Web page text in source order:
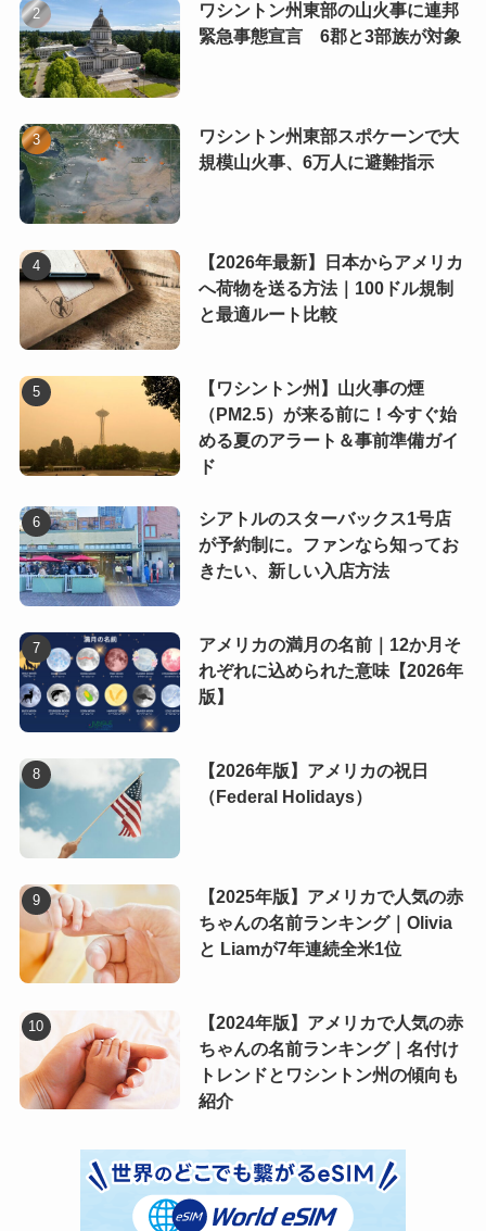
ワシントン州東部の山火事に連邦
緊急事態宣言 6郡と3部族が対象
ワシントン州東部スポケーンで大
規模山火事、6万人に避難指示
【2026年最新】日本からアメリカ
へ荷物を送る方法｜100ドル規制
と最適ルート比較
【ワシントン州】山火事の煙
（PM2.5）が来る前に！今すぐ始
める夏のアラート＆事前準備ガイ
ド
シアトルのスターバックス1号店
が予約制に。ファンなら知ってお
きたい、新しい入店方法
アメリカの満月の名前｜12か月そ
れぞれに込められた意味【2026年
版】
【2026年版】アメリカの祝日
（Federal Holidays）
【2025年版】アメリカで人気の赤
ちゃんの名前ランキング｜Olivia
と Liamが7年連続全米1位
【2024年版】アメリカで人気の赤
ちゃんの名前ランキング｜名付け
トレンドとワシントン州の傾向も
紹介